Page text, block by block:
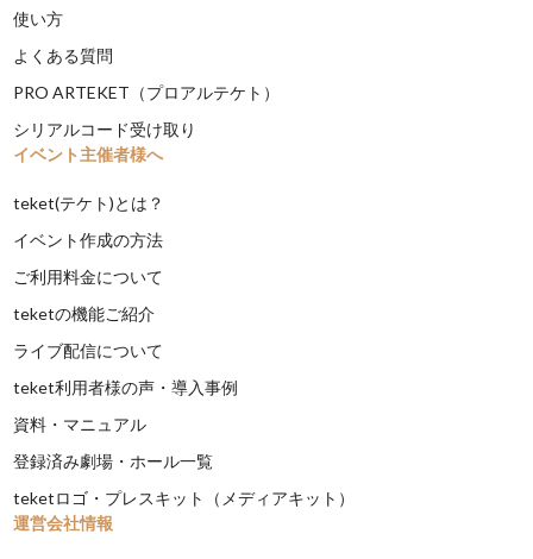
使い方
よくある質問
PRO ARTEKET（プロアルテケト）
シリアルコード受け取り
イベント主催者様へ
teket(テケト)とは？
イベント作成の方法
ご利用料金について
teketの機能ご紹介
ライブ配信について
teket利用者様の声・導入事例
資料・マニュアル
登録済み劇場・ホール一覧
teketロゴ・プレスキット（メディアキット）
運営会社情報